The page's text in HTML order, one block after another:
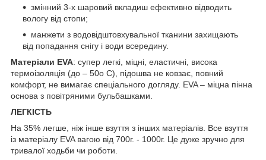
змінний 3-х шаровий вкладиш ефективно відводить
вологу від стопи;
манжети з водовідштовхувальної тканини захищають
від попадання снігу і води всередину.
Матеріали EVA: супер легкі, міцні, еластичні, висока
термоізоляція (до – 50о С), підошва не ковзає, повний
комфорт, не вимагає спеціального догляду. EVA – міцна пінна
основа з повітряними бульбашками.
ЛЕГКІСТЬ
На 35% легше, ніж інше взуття з інших матеріалів. Все взуття
із матеріалу EVA вагою від 700г. - 1000г. Це дуже зручно для
тривалої ходьби чи роботи.